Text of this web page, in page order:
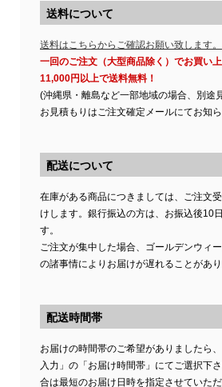
送料について
送料はこちらからご確認お願い致します。
一回のご注文（大型商品除く）でお買い
11,000円以上で送料無料！
(沖縄県・離島など一部地域の場合、別途
お見積もりはご注文確定メールにてお知
配送について
在庫がある商品につきましては、ご注文
けします。銀行振込の方は、お振込後10
す。
ご注文が集中した場合、ゴールデンウィ
の諸事情によりお届けが遅れることがあり
配送時間帯
お届けの時間帯のご希望がありましたら
入力」の「お届け時間帯」にてご選択下
合は最短のお届け日時を指定させていた